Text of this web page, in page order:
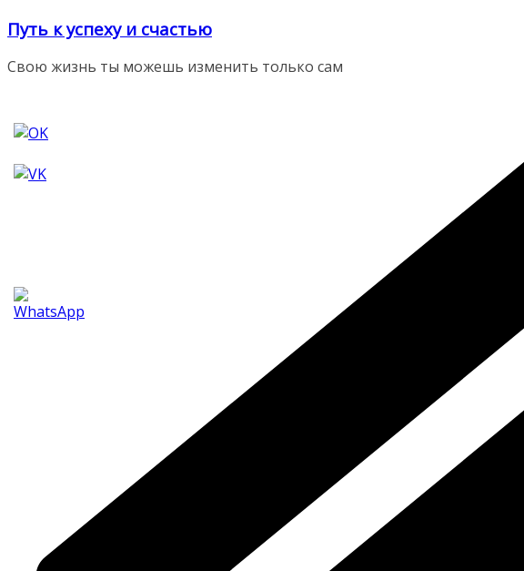
Перейти
содержимому
Путь к успеху и счастью
Свою жизнь ты можешь изменить только сам